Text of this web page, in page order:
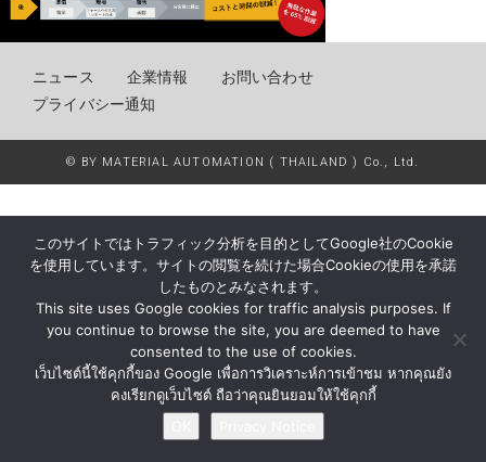
ニュース 企業情報
お問い合わせ
プライバシー通知
© BY MATERIAL AUTOMATION ( THAILAND ) Co., Ltd.
このサイトではトラフィック分析を目的としてGoogle社のCookie
を使用しています。サイトの閲覧を続けた場合Cookieの使用を承諾
したものとみなされます。
This site uses Google cookies for traffic analysis purposes. If
you continue to browse the site, you are deemed to have
consented to the use of cookies.
เว็บไซต์นี้ใช้คุกกี้ของ Google เพื่อการวิเคราะห์การเข้าชม หากคุณยัง
คงเรียกดูเว็บไซต์ ถือว่าคุณยินยอมให้ใช้คุกกี้